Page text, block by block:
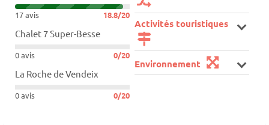
17 avis 18.8/20
Chalet 7 Super-Besse
0 avis 0/20
La Roche de Vendeix
0 avis 0/20
Activités touristiques
Environnement